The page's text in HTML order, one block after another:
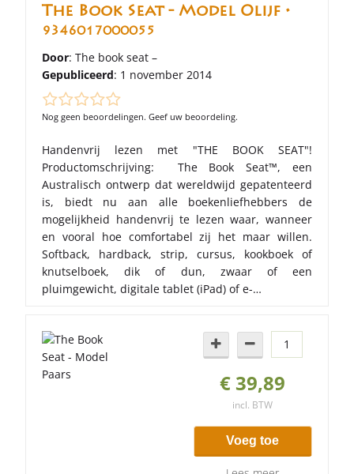
The Book Seat - Model Olijf •
9346017000055
Door: The book seat –
Gepubliceerd: 1 november 2014
Nog geen beoordelingen. Geef uw beoordeling.
Handenvrij lezen met "THE BOOK SEAT"!
Productomschrijving: The Book Seat™, een
Australisch ontwerp dat wereldwijd gepatenteerd
is, biedt nu aan alle boekenliefhebbers de
mogelijkheid handenvrij te lezen waar, wanneer
en vooral hoe comfortabel zij het maar willen.
Softback, hardback, strip, cursus, kookboek of
knutselboek, dik of dun, zwaar of een
pluimgewicht, digitale tablet (iPad) of e-…
€ 39,89
incl. BTW
Voeg toe